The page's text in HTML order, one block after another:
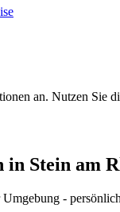
an. Nutzen Sie
in Stein am
-